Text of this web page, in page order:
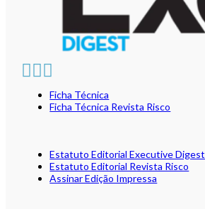
Ficha Técnica
Ficha Técnica Revista Risco
Estatuto Editorial Executive Digest
Estatuto Editorial Revista Risco
Assinar Edição Impressa